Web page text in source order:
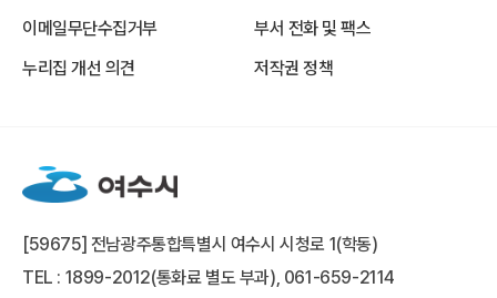
이메일무단수집거부
부서 전화 및 팩스
누리집 개선 의견
저작권 정책
[59675] 전남광주통합특별시 여수시 시청로 1(학동)
TEL : 1899-2012(통화료 별도 부과), 061-659-2114